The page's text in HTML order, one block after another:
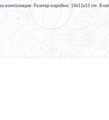
композиции. Размер коробки: 14х11х11 см. В